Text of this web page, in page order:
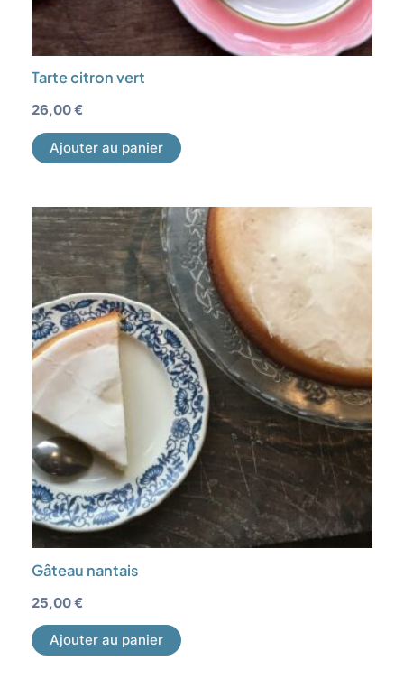
Tarte citron vert
26,00€
Ajouter au panier
Gâteau nantais
25,00€
Ajouter au panier